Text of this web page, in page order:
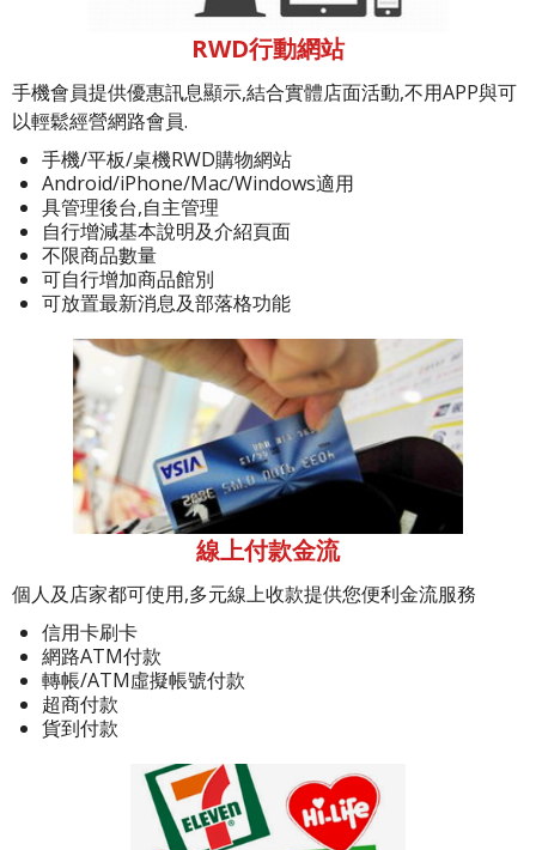
RWD行動網站
手機會員提供優惠訊息顯示,結合實體店面活動,不用APP與可
以輕鬆經營網路會員.
手機/平板/桌機RWD購物網站
Android/iPhone/Mac/Windows適用
具管理後台,自主管理
自行增減基本說明及介紹頁面
不限商品數量
可自行增加商品館別
可放置最新消息及部落格功能
線上付款金流
個人及店家都可使用,多元線上收款提供您便利金流服務
信用卡刷卡
網路ATM付款
轉帳/ATM虛擬帳號付款
超商付款
貨到付款